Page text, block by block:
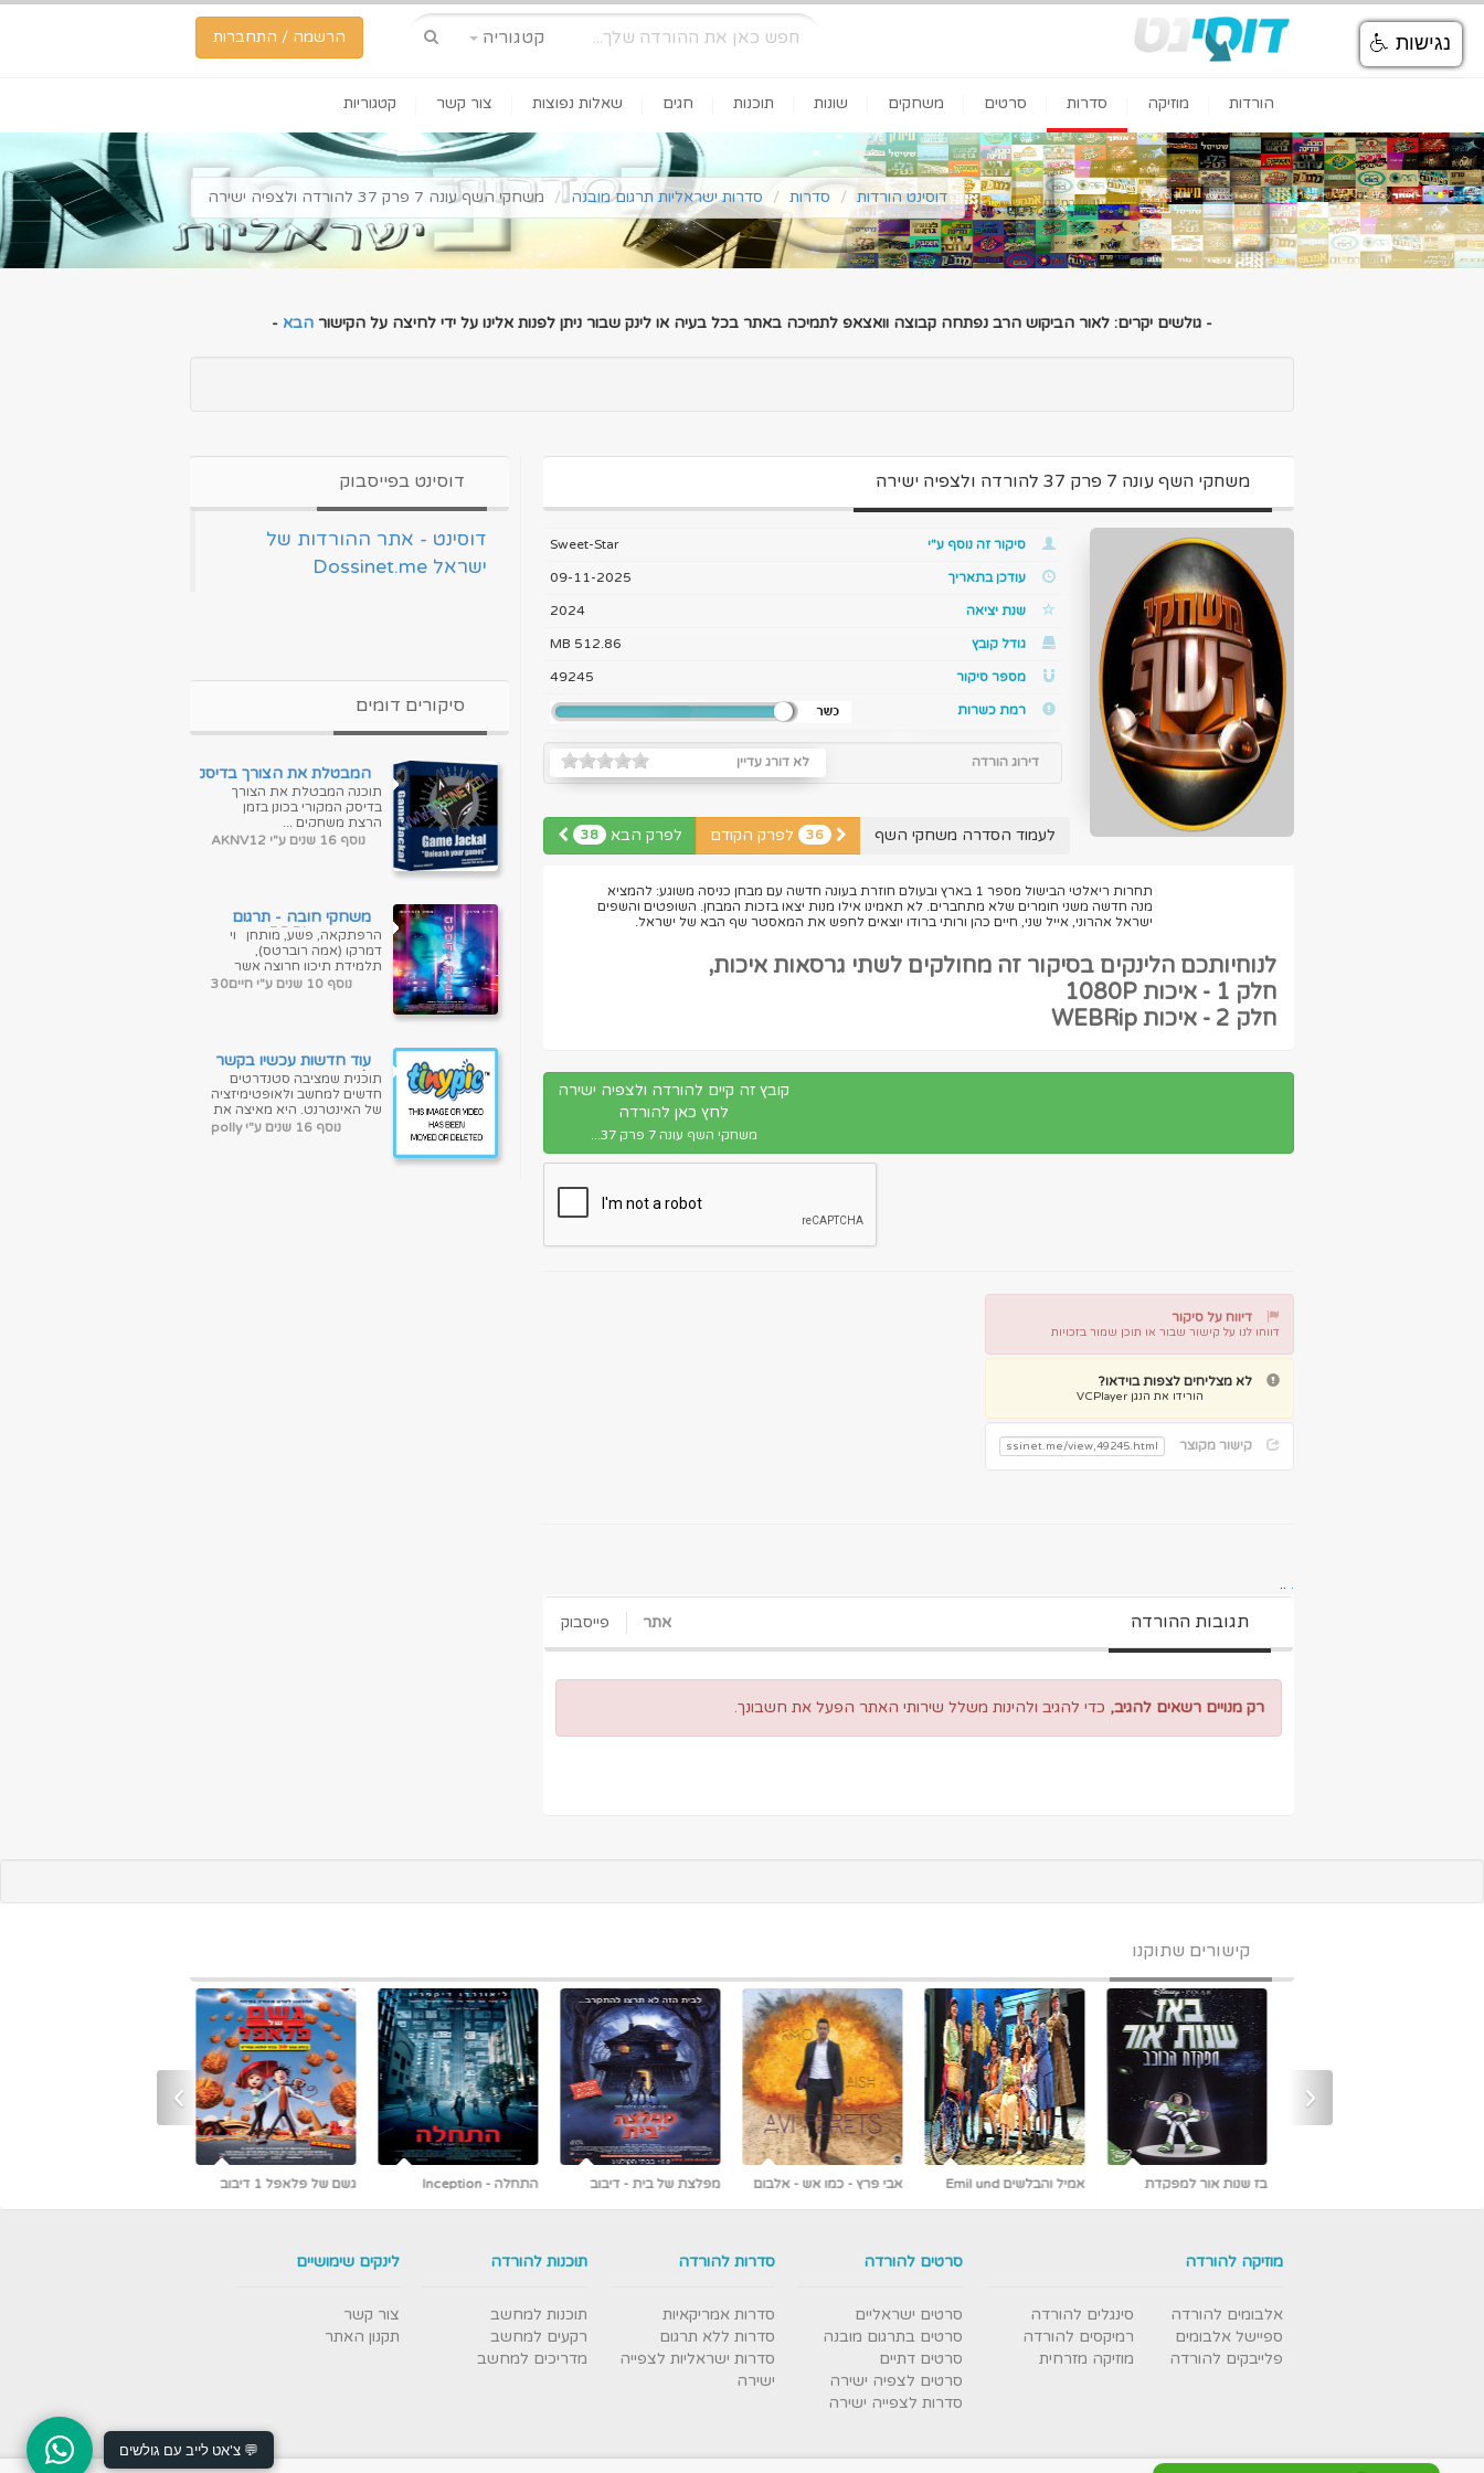
הרשמה / התחברות קטגוריה
הורדות מוזיקה סדרות סרטים משחקים שונות תוכנות חגים שאלות נפוצות צור קשר קטגוריות
דוסינט הורדות סדרות סדרות ישראליות תרגום מובנה משחקי השף עונה 7 פרק 37 להורדה ולצפיה ישירה
- גולשים יקרים: לאור הביקוש הרב נפתחה קבוצה וואצאפ לתמיכה באתר בכל בעיה או לינק שבור ניתן לפנות אלינו על ידי לחיצה על הקישור הבא -
משחקי השף עונה 7 פרק 37 להורדה ולצפיה ישירה
סיקור זה נוסף ע"י Sweet-Star
עודכן בתאריך 09-11-2025
שנת יציאה 2024
גודל קובץ 512.86 MB
מספר סיקור 49245
רמת כשרות
לא דורג עדיין דירוג הורדה
לפרק הבא 38 36 לפרק הקודם לעמוד הסדרה משחקי השף
לנוחיותכם הלינקים בסיקור זה מחולקים לשתי גרסאות איכות,
חלק 1 - איכות 1080P
חלק 2 - איכות WEBRip
תחרות ריאלטי הבישול מספר 1 בארץ ובעולם חוזרת בעונה חדשה עם מבחן כניסה משוגע: להמציא
מנה חדשה משני חומרים שלא מתחברים. לא תאמינו אילו מנות יצאו בזכות המבחן. השופטים והשפים
ישראל אהרוני, אייל שני, חיים כהן ורותי ברודו יוצאים לחפש את המאסטר שף הבא של ישראל.
קובץ זה קיים להורדה ולצפיה ישירה
לחץ כאן להורדה
משחקי השף עונה 7 פרק 37...
דיווח על סיקור
דווחו לנו על קישור שבור או תוכן שמור בזכויות
דיווח על קישור שבור
דיווח על תוכן מפר זכויות
לא מצליחים לצפות בוידאו?
הורידו את הנגן VCPlayer
קישור מקוצר
.
תגובות ההורדה אתר פייסבוק
רק מנויים רשאים להגיב, כדי להגיב ולהינות משלל שירותי האתר הפעל את חשבונך.
..
דוסינט בפייסבוק
‏דוסינט - אתר ההורדות של
ישראל Dossinet.me‏
סיקורים דומים
המבטלת את הצורך בדיסק
המקורי בכונן בזמן הרצת
משחקיםGameJackal Pro
4.1.0.7 Final
תוכנה המבטלת את הצורך
בדיסק המקורי בכונן בזמן
הרצת משחקים ...
נוסף 16 שנים ע"י AKNV12
משחקי חובה - תרגום
מובנה - BDRip
הרפתקאה, פשע, מותחן וי
דמרקו (אמה רוברטס),
תלמידת תיכון חרוצה אשר
נמאס לה לצפות בחיים מהצד.
נוסף 10 שנים ע"י חיים30
עוד חדשות עכשיו בקשר
להאצת
משחקים|ניידת|GameThrust
1.8.30.2010 Portable
תוכנית שמציבה סטנדרטים
חדשים למחשב ולאופטימיזציה
של האינטרנט. היא מאיצה את
המהירות והביצועים של
נוסף 16 שנים ע"י polly
קישורים שתוקנו
אמיל והבלשים Emil und
אבי פרץ - כמו אש - אלבום
מפלצת של בית - דיבוב
התחלה - Inception
גשם של פלאפל 1 דיבוב
כמו גדולים (קלאסיקה עם
› ‹
מוזיקה להורדה
אלבומים להורדה
סינגלים להורדה
ספיישל אלבומים
רמיקסים להורדה
פלייבקים להורדה
מוזיקה מזרחית
סרטים להורדה
סרטים ישראליים
סרטים בתרגום מובנה
סרטים דתיים
סרטים לצפיה ישירה
סדרות לצפייה ישירה
סדרות להורדה
סדרות אמריקאיות
סדרות ללא תרגום
סדרות ישראליות לצפייה
ישירה
תוכנות להורדה
תוכנות למחשב
רקעים למחשב
מדריכים למחשב
לינקים שימושיים
צור קשר
תקנון האתר
💬 צ'אט לייב עם גולשים
נגישות